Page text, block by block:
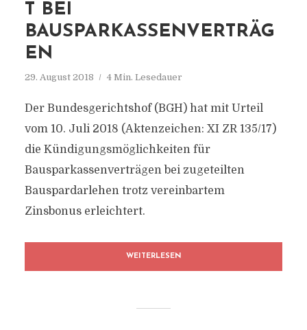
T BEI
BAUSPARKASSENVERTRÄG
EN
29. August 2018 4 Min. Lesedauer
Der Bundesgerichtshof (BGH) hat mit Urteil
vom 10. Juli 2018 (Aktenzeichen: XI ZR 135/17)
die Kündigungsmöglichkeiten für
Bausparkassenverträgen bei zugeteilten
Bauspardarlehen trotz vereinbartem
Zinsbonus erleichtert.
WEITERLESEN